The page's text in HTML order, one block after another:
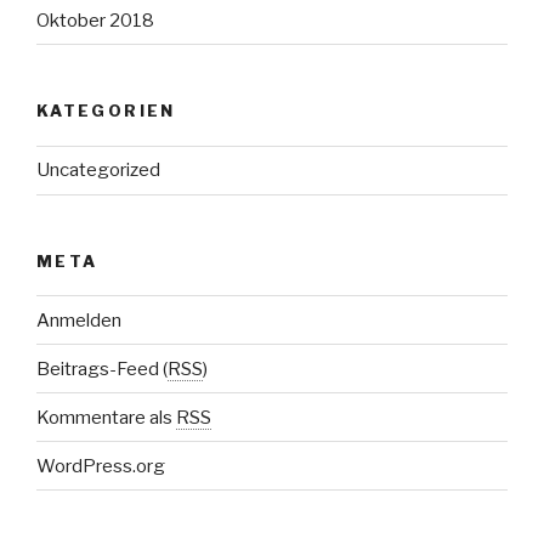
Oktober 2018
KATEGORIEN
Uncategorized
META
Anmelden
Beitrags-Feed (RSS)
Kommentare als RSS
WordPress.org